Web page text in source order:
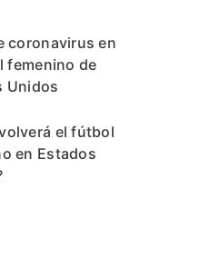
coronavirus en
femenino de
Unidos
el fútbol
en Estados